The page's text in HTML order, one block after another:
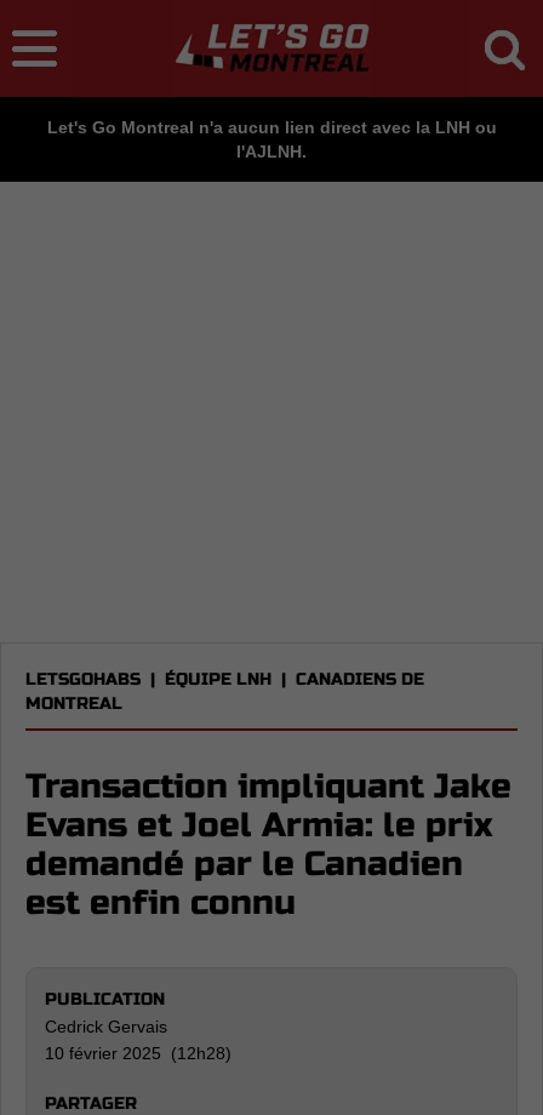
Let's Go Montreal n'a aucun lien direct avec la LNH ou
l'AJLNH.
LETSGOHABS | ÉQUIPE LNH | CANADIENS DE
MONTREAL
Transaction impliquant Jake
Evans et Joel Armia: le prix
demandé par le Canadien
est enfin connu
PUBLICATION
Cedrick Gervais
10 février 2025 (12h28)
PARTAGER